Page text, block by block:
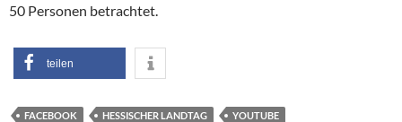
50 Personen betrachtet.
teilen
FACEBOOK HESSISCHER LANDTAG YOUTUBE